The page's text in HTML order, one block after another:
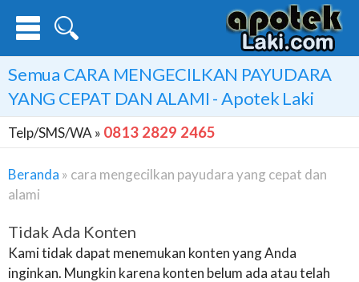
Semua CARA MENGECILKAN PAYUDARA
YANG CEPAT DAN ALAMI - Apotek Laki
Telp/SMS/WA » 0813 2829 2465
Beranda » cara mengecilkan payudara yang cepat dan
alami
Tidak Ada Konten
Kami tidak dapat menemukan konten yang Anda
inginkan. Mungkin karena konten belum ada atau telah